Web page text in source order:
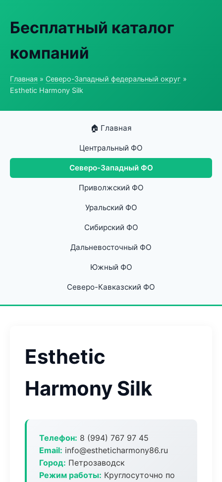
Бесплатный каталог
компаний
Главная » Северо-Западный федеральный округ »
Esthetic Harmony Silk
🏠 Главная
Центральный ФО
Северо-Западный ФО
Приволжский ФО
Уральский ФО
Сибирский ФО
Дальневосточный ФО
Южный ФО
Северо-Кавказский ФО
Esthetic
Harmony Silk
Телефон: 8 (994) 767 97 45
Email: info@estheticharmony86.ru
Город: Петрозаводск
Режим работы: Круглосуточно по